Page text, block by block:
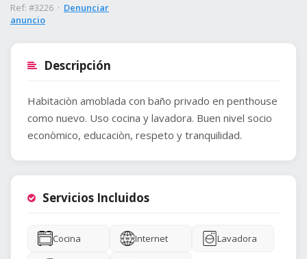
Ref: #3226 · Denunciar
anuncio
Descripción
Habitaciòn amoblada con baño privado en penthouse
como nuevo. Uso cocina y lavadora. Buen nivel socio
econòmico, educaciòn, respeto y tranquilidad.
Servicios Incluidos
Cocina Internet Lavadora